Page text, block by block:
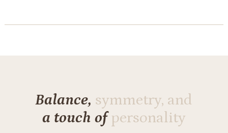
Balance, symmetry, and
a touch ofpersonality